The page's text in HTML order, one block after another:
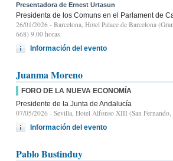
Presentadora de Ernest Urtasun
Presidenta de los Comuns en el Parlament de
26/01/2026 - Barcelona, Hotel Palace de Barcelona
668) 9.00 horas
Información del evento
Juanma Moreno
FORO DE LA NUEVA ECONOMÍA
Presidente de la Junta de Andalucía
07/05/2026 - Sevilla, Hotel Alfonso XIII (San Fernando,
Información del evento
Pablo Bustinduy